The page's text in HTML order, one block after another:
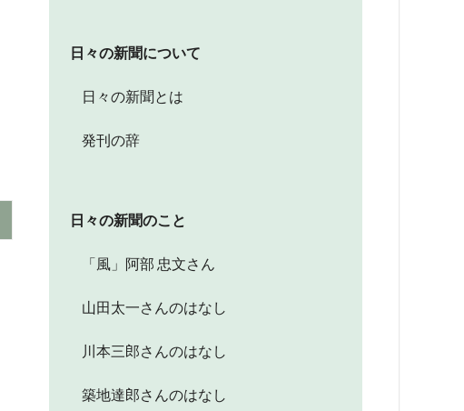
日々の新聞について
日々の新聞とは
発刊の辞
日々の新聞のこと
「風」阿部 忠文さん
山田太一さんのはなし
川本三郎さんのはなし
築地達郎さんのはなし